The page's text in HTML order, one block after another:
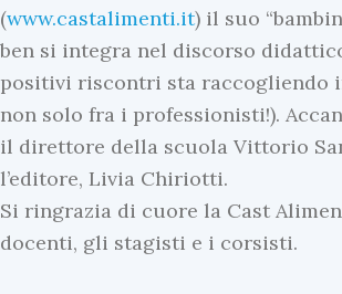
(www.castalimenti.it) il suo
ben si integra nel discorso
positivi riscontri sta raccogliendo
non solo fra i professionisti!).
il direttore della scuola Vittorio
l’editore, Livia Chiriotti.
Si ringrazia di cuore la Cast
docenti, gli stagisti e i corsisti.